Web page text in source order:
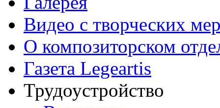
Видео с творческих
О композиторском
Газета Legeartis
Трудоустройство